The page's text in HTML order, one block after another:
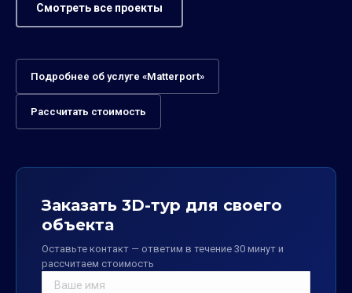
Смотреть все проекты
Подробнее об услуге «Matterport»
Рассчитать стоимость
Заказать 3D-тур для своего
объекта
Оставьте контакт — ответим в течение 30 минут и
рассчитаем стоимость